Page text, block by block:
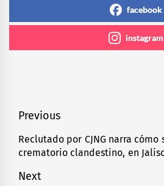
facebook
instagram
Navegación
de
entradas
Previous
Previous
post:
Reclutado por CJNG narra
crematorio clandestino, en
Next